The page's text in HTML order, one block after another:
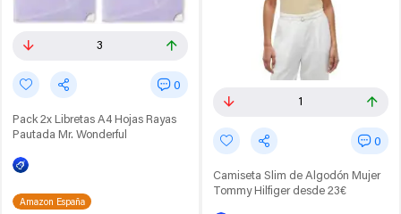
3
0
Pack 2x Libretas A4 Hojas Rayas
Pautada Mr. Wonderful
Amazon España
1
0
Camiseta Slim de Algodón Mujer
Tommy Hilfiger desde 23€